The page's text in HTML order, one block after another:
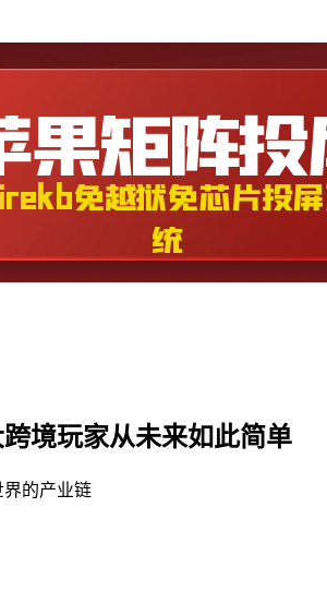
境玩家从未来如此简单
界的产业链